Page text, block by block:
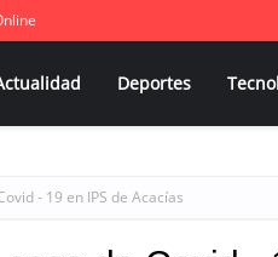
Deportes
- 19 en IPS de Acacías